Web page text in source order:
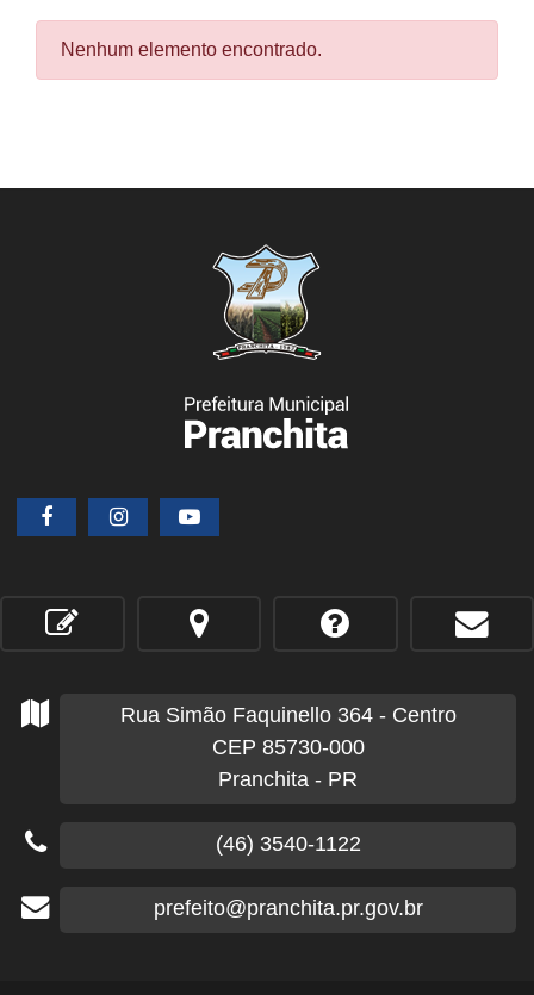
Nenhum elemento encontrado.
Rua Simão Faquinello 364 - Centro
CEP 85730-000
Pranchita - PR
(46) 3540-1122
prefeito@pranchita.pr.gov.br